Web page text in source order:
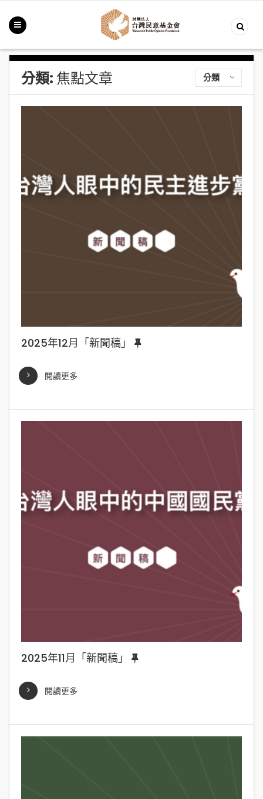
分類: 焦點文章 分類
2025年12月「新聞稿」
閱讀更多
2025年11月「新聞稿」
閱讀更多